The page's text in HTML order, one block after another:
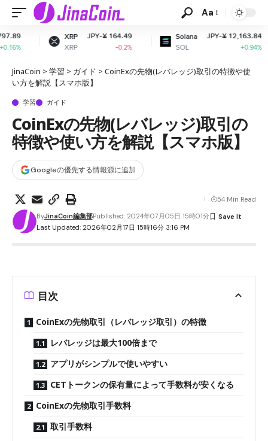
Aa
XRP
XRP
JPY-¥ 164.49
-0.2%
Solana
SOL
JPY-¥ 12,163.84
+0.94%
DOGE
JinaCoin > 学習 > ガイド > CoinExの先物(レバレッジ)取引の特徴や使
い方を解説【スマホ版】
学習 ガイド
CoinExの先物(レバレッジ)取引の
特徴や使い方を解説【スマホ版】
Googleの優先する情報源に追加
Last Updated: 2026年02月17日 15時16分 3:16 PM
ByJinaCoin編集部Published: 2024年07月05日 15時01分
54 Min Read
目次
CoinExの先物取引（レバレッジ取引）の特徴
レバレッジは最大100倍まで
アプリがシンプルで使いやすい
CETトークンの保有量によって手数料が安くなる
CoinExの先物取引手数料
取引手数料